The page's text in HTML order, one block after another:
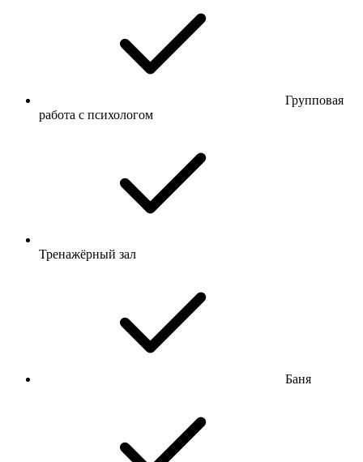
Групповая
работа с психологом
Тренажёрный зал
Баня